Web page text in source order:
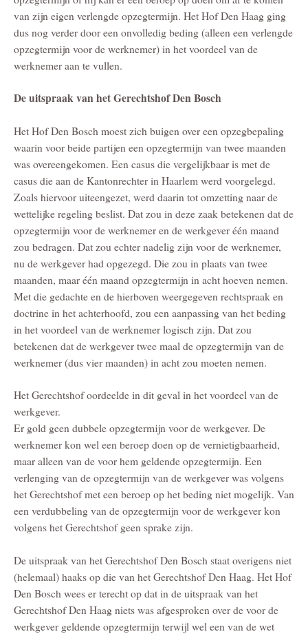
van zijn eigen verlengde opzegtermijn. Het Hof Den Haag ging
dus nog verder door een onvolledig beding (alleen een verlengde
opzegtermijn voor de werknemer) in het voordeel van de
werknemer aan te vullen.
De uitspraak van het Gerechtshof Den Bosch
Het Hof Den Bosch moest zich buigen over een opzegbepaling
waarin voor beide partijen een opzegtermijn van twee maanden
was overeengekomen. Een casus die vergelijkbaar is met de
casus die aan de Kantonrechter in Haarlem werd voorgelegd.
Zoals hiervoor uiteengezet, werd daarin tot omzetting naar de
wettelijke regeling beslist. Dat zou in deze zaak betekenen dat de
opzegtermijn voor de werknemer en de werkgever één maand
zou bedragen. Dat zou echter nadelig zijn voor de werknemer,
nu de werkgever had opgezegd. Die zou in plaats van twee
maanden, maar één maand opzegtermijn in acht hoeven nemen.
Met die gedachte en de hierboven weergegeven rechtspraak en
doctrine in het achterhoofd, zou een aanpassing van het beding
in het voordeel van de werknemer logisch zijn. Dat zou
betekenen dat de werkgever twee maal de opzegtermijn van de
werknemer (dus vier maanden) in acht zou moeten nemen.
Het Gerechtshof oordeelde in dit geval in het voordeel van de
werkgever.
Er gold geen dubbele opzegtermijn voor de werkgever. De
werknemer kon wel een beroep doen op de vernietigbaarheid,
maar alleen van de voor hem geldende opzegtermijn. Een
verlenging van de opzegtermijn van de werkgever was volgens
het Gerechtshof met een beroep op het beding niet mogelijk. Van
een verdubbeling van de opzegtermijn voor de werkgever kon
volgens het Gerechtshof geen sprake zijn.
De uitspraak van het Gerechtshof Den Bosch staat overigens niet
(helemaal) haaks op die van het Gerechtshof Den Haag. Het Hof
Den Bosch wees er terecht op dat in de uitspraak van het
Gerechtshof Den Haag niets was afgesproken over de voor de
werkgever geldende opzegtermijn terwijl wel een van de wet